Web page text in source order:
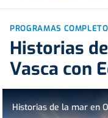
PROGRAMAS
Historias
Vasca con
Historias de la mar en